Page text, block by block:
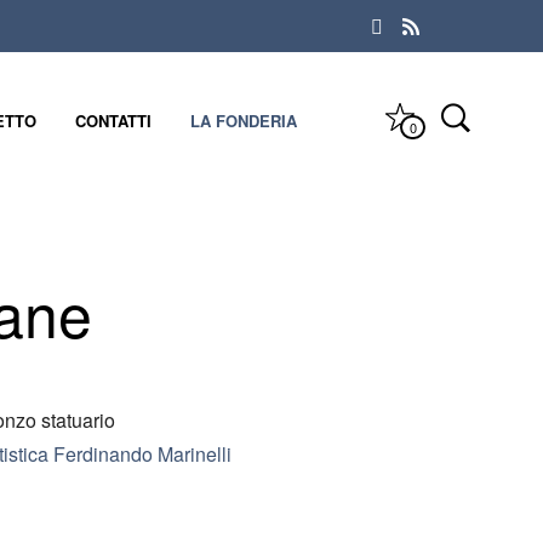
CONTATTI LA FONDERIA 0
statuario
Ferdinando Marinelli